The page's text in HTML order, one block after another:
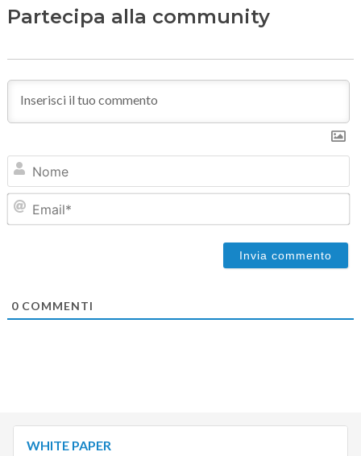
Partecipa alla community
0COMMENTI
WHITE PAPER